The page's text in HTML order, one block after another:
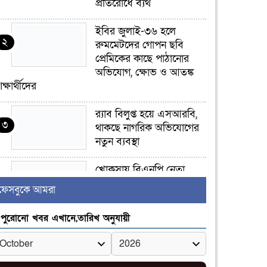
প্রতিরোধে ব্যর্থ
২
ইবির জুলাই-৩৬ হলে
রুমমেটদের গোপন ছবি
প্রেমিকের কাছে পাঠানোর
অভিযোগ, ক্ষোভ ও আতঙ্ক
৩
র‍্যাব বিলুপ্ত হয়ে এসআরবি,
থাকছে নাগরিক অভিযোগের
নতুন ব্যবস্থা
৪
খোকসায় বিএনপি নেতা
৫
সাঈদীর ছবিতে জুতা
নিক্ষেপকারীরা ‘জারজ
সন্তান’: আমির হামজা
আমরা
পুরোনো খবর এখানে,তারিখ অনুযায়ী